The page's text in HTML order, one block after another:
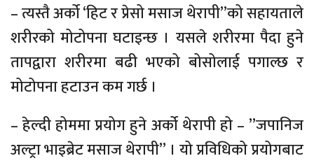
– त्यस्तै अर्को ‘हिट र प्रेसो मसाज थेरापी”को सहायताले
शरीरको मोटोपना घटाइन्छ । यसले शरीरमा पैदा हुने
तापद्वारा शरीरमा बढी भएको बोसोलाई पगाल्छ र
मोटोपना हटाउन कम गर्छ ।
– हेल्दी होममा प्रयोग हुने अर्को थेरापी हो – ”जपानिज
अल्ट्रा भाइब्रेट मसाज थेरापी” । यो प्रविधिको प्रयोगबाट